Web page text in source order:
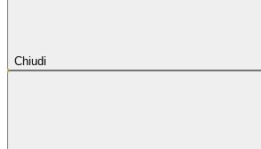
Chiudi